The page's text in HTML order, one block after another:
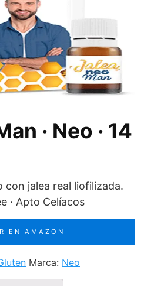
· Neo · 14
con jalea real liofilizada.
· Apto Celíacos
EN AMAZON
Marca: Neo